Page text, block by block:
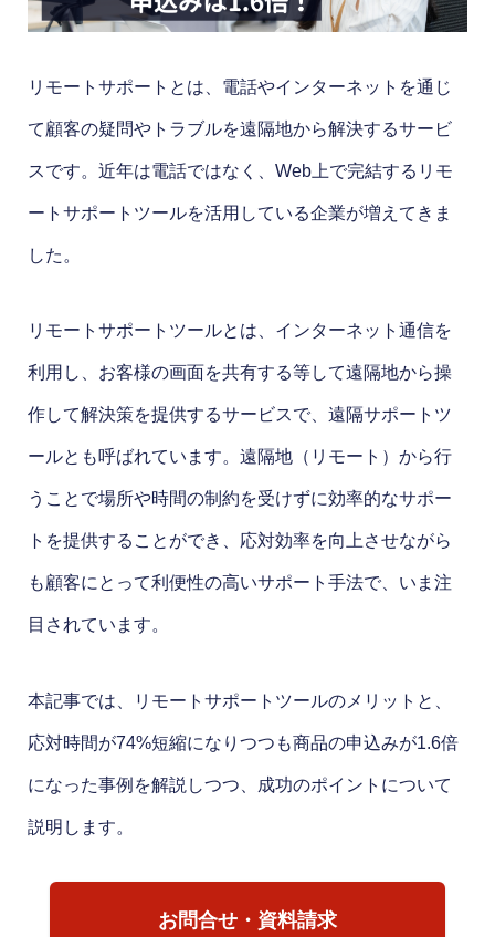
リモートサポートとは、電話やインターネットを通じ
て顧客の疑問やトラブルを遠隔地から解決するサービ
スです。近年は電話ではなく、Web上で完結するリモ
ートサポートツールを活用している企業が増えてきま
した。
リモートサポートツールとは、インターネット通信を
利用し、お客様の画面を共有する等して遠隔地から操
作して解決策を提供するサービスで、遠隔サポートツ
ールとも呼ばれています。遠隔地（リモート）から行
うことで場所や時間の制約を受けずに効率的なサポー
トを提供することができ、応対効率を向上させながら
も顧客にとって利便性の高いサポート手法で、いま注
目されています。
本記事では、リモートサポートツールのメリットと、
応対時間が74%短縮になりつつも商品の申込みが1.6倍
になった事例を解説しつつ、成功のポイントについて
説明します。
お問合せ・資料請求